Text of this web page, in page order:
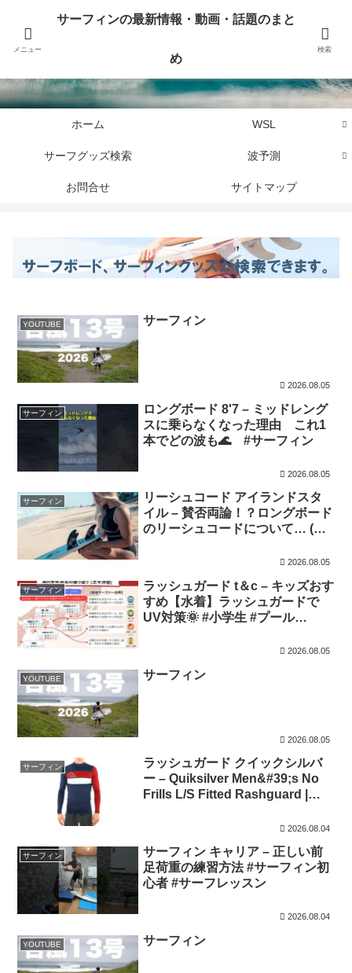
サーフィンに関するニュース・話題や最新情報を写真、画像、動画でまとめて
ホーム WSL
サーフグッズ検索 波予測
お問合せ サイトマップ
YOUTUBE サーフィン
2026.08.05
サーフィン
ロングボード 8'7 – ミッドレング
スに乗らなくなった理由 これ1
本でどの波も🌊 #サーフィン
2026.08.05
サーフィン
リーシュコード アイランドスタ
イル – 賛否両論！？ロングボード
のリーシュコードについて… (ロ
2026.08.05
サーフィン
ラッシュガード t＆c – キッズおす
すめ【水着】ラッシュガードで
UV対策🌞 #小学生 #プール
2026.08.05
YOUTUBE サーフィン
2026.08.05
サーフィン
ラッシュガード クイックシルバ
ー – Quiksilver Men&#39;s No
Frills L/S Fitted Rashguard |
2026.08.04
サーフィン
サーフィン キャリア – 正しい前
足荷重の練習方法 #サーフィン初
心者 #サーフレッスン
2026.08.04
YOUTUBE サーフィン
メニュー
サーフィンの最新情報・動画・話題のまと
め
検索